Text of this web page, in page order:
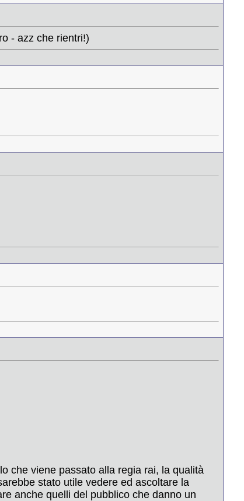
- azz che rientri!)
che viene passato alla regia rai, la qualità
stato utile vedere ed ascoltare la
anche quelli del pubblico che danno un